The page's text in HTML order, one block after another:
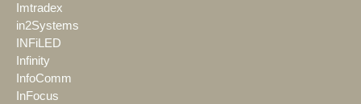
Imtradex
in2Systems
INFiLED
Infinity
InfoComm
InFocus